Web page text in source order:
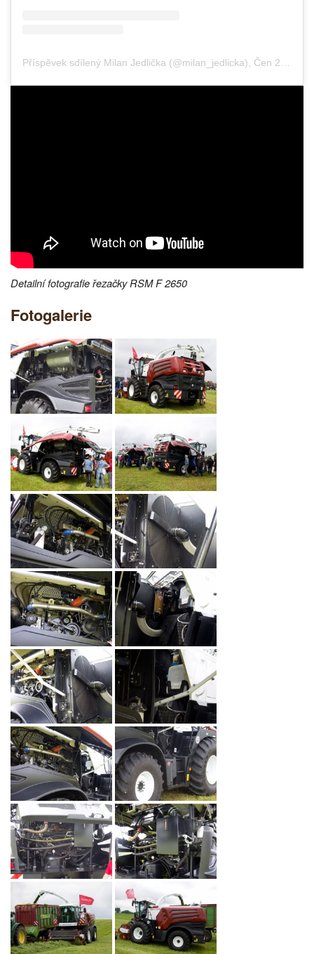
Příspěvek sdílený Milan Jedlička (@milan_jedlicka) Čen 27, 2019 v 1:19 PDT
Detailní fotografie řezačky RSM F 2650
Fotogalerie